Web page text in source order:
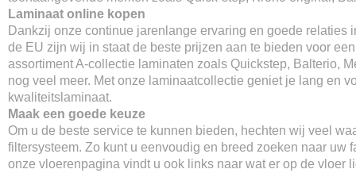
Laminaat online kopen
Dankzij onze continue jarenlange ervaring en goede relaties
de EU zijn wij in staat de beste prijzen aan te bieden voor
assortiment A-collectie laminaten zoals Quickstep, Balterio,
nog veel meer. Met onze laminaatcollectie geniet je lang en
kwaliteitslaminaat.
Maak een goede keuze
Om u de beste service te kunnen bieden, hechten wij veel
filtersysteem. Zo kunt u eenvoudig en breed zoeken naar uw
onze vloerenpagina vindt u ook links naar wat er op de vloer